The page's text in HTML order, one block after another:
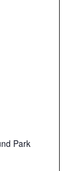
Park